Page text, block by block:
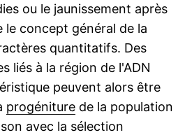
ou le jaunissement après
le concept général de la
quantitatifs. Des
liés à la région de l'ADN
peuvent alors être
progéniturede la population
avec la sélection